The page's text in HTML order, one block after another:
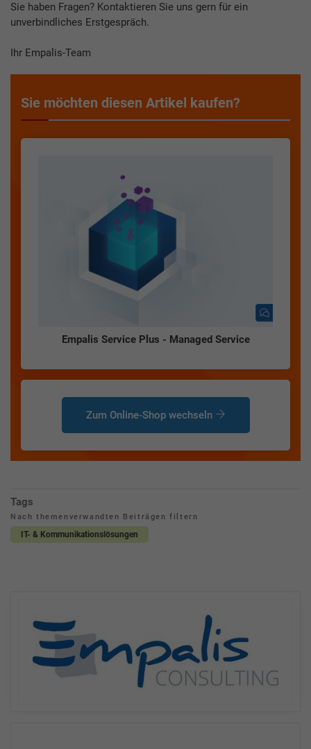
Sie haben Fragen? Kontaktieren Sie uns gern für ein
unverbindliches Erstgespräch.
Ihr Empalis-Team
Sie möchten diesen Artikel kaufen?
Empalis Service Plus - Managed Service
Zum Online-Shop wechseln
Tags
Nach themenverwandten Beiträgen filtern
IT- & Kommunikationslösungen